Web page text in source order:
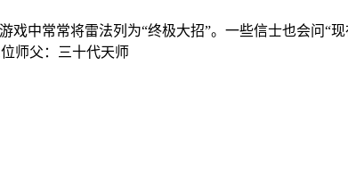
戏中常常将雷法列为“终极大招”。一些信士也会问“
师父：三十代天师